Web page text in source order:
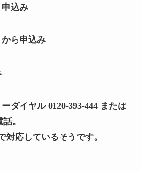
申込み
ら申込み
イヤル 0120-393-444 または
。
応しているそうです。